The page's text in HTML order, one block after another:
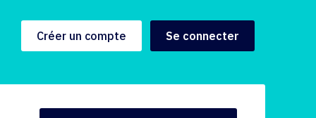
Créer un compte Se connecter